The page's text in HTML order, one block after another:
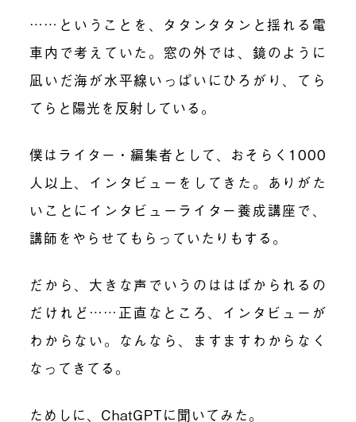
……ということを、タタンタタンと揺れる電
車内で考えていた。窓の外では、鏡のように
凪いだ海が水平線いっぱいにひろがり、てら
てらと陽光を反射している。
僕はライター・編集者として、おそらく1000
人以上、インタビューをしてきた。ありがた
いことにインタビューライター養成講座で、
講師をやらせてもらっていたりもする。
だから、大きな声でいうのははばかられるの
だけれど……正直なところ、インタビューが
わからない。なんなら、ますますわからなく
なってきてる。
ためしに、ChatGPTに聞いてみた。